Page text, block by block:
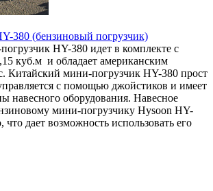
380 (бензиновый погрузчик)
HY-380 идет в комплекте с
куб.м и обладает американским
Китайский мини-погрузчик HY-380 прост
с помощью джойстиков и имеет
навесного оборудования. Навесное
мини-погрузчику Hysoon HY-
что дает возможность использовать его